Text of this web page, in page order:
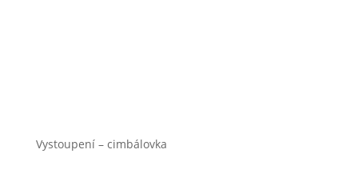
Vystoupení – cimbálovka